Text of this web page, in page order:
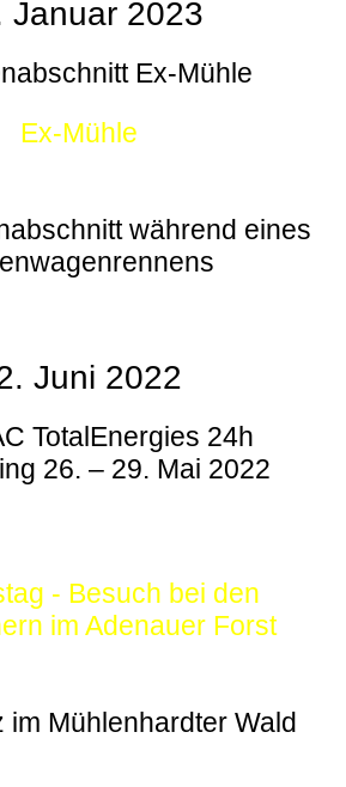
Januar 2023
Ex-Mühle
Ex-Mühle
während eines
Juni 2022
TotalEnergies 24h
26. – 29. Mai 2022
- Besuch bei den
im Adenauer Forst
im Mühlenhardter Wald